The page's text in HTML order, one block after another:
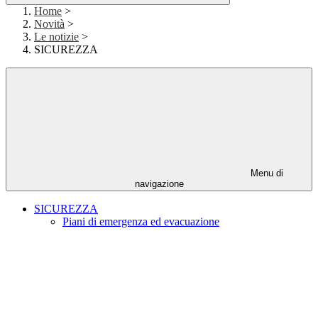
Home >
Novità >
Le notizie >
SICUREZZA
Menu di
navigazione
SICUREZZA
Piani di emergenza ed evacuazione